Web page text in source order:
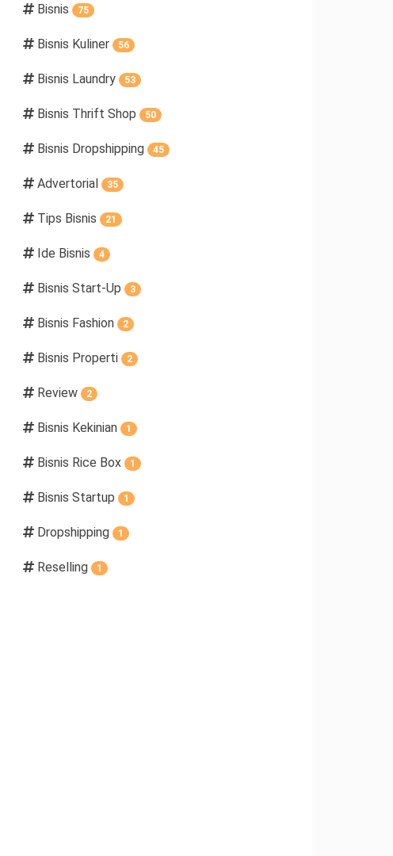
Bisnis 75
Bisnis Kuliner 56
Bisnis Laundry 53
Bisnis Thrift Shop 50
Bisnis Dropshipping 45
Advertorial 35
Tips Bisnis 21
Ide Bisnis 4
Bisnis Start-Up 3
Bisnis Fashion 2
Bisnis Properti 2
Review 2
Bisnis Kekinian 1
Bisnis Rice Box 1
Bisnis Startup 1
Dropshipping 1
Reselling 1